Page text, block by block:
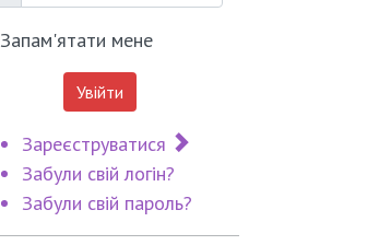
Запам'ятати мене
Увійти
Зареєструватися
Забули свій логін?
Забули свій пароль?